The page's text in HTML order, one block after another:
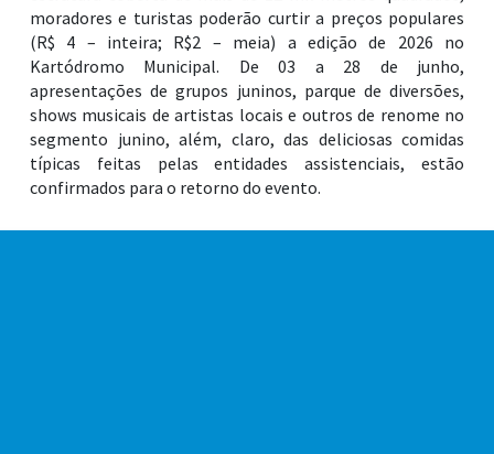
moradores e turistas poderão curtir a preços populares
(R$ 4 – inteira; R$2 – meia) a edição de 2026 no
Kartódromo Municipal. De 03 a 28 de junho,
apresentações de grupos juninos, parque de diversões,
shows musicais de artistas locais e outros de renome no
segmento junino, além, claro, das deliciosas comidas
típicas feitas pelas entidades assistenciais, estão
confirmados para o retorno do evento.
Após não realizar a programação no ano passado, a Vila